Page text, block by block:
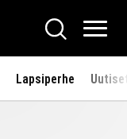
Hae
Lapsiperhe